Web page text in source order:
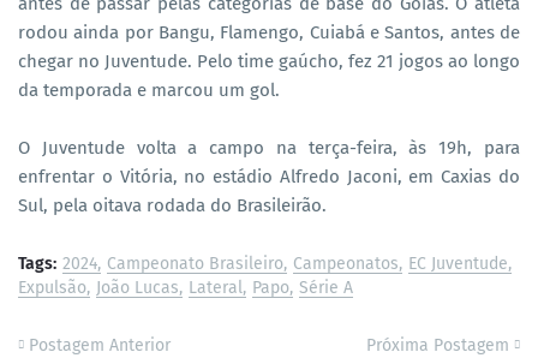
rodou ainda por Bangu, Flamengo, Cuiabá e Santos, antes de
chegar no Juventude. Pelo time gaúcho, fez 21 jogos ao longo
da temporada e marcou um gol.
O Juventude volta a campo na terça-feira, às 19h, para
enfrentar o Vitória, no estádio Alfredo Jaconi, em Caxias do
Sul, pela oitava rodada do Brasileirão.
Tags: 2024 Campeonato Brasileiro Campeonatos EC Juventude
Expulsão João Lucas Lateral Papo Série A
Postagem Anterior Próxima Postagem